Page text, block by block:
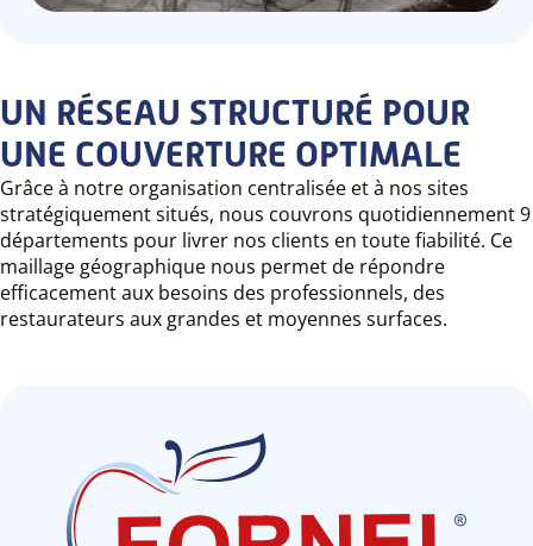
UN RÉSEAU STRUCTURÉ POUR
UNE COUVERTURE OPTIMALE
Grâce à notre organisation centralisée et à nos sites
stratégiquement situés, nous couvrons quotidiennement 9
départements pour livrer nos clients en toute fiabilité. Ce
maillage géographique nous permet de répondre
efficacement aux besoins des professionnels, des
restaurateurs aux grandes et moyennes surfaces.